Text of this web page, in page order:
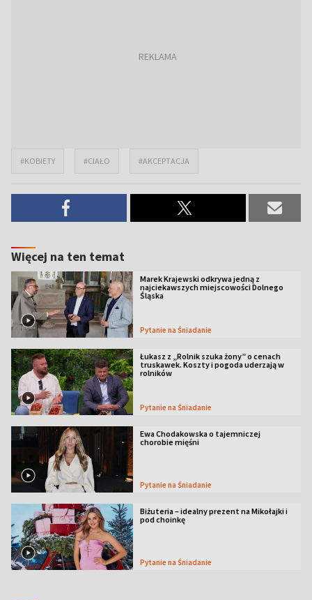
#KOBIETY #CIAŁO #AKCEPTACJA
Więcej na ten temat
Marek Krajewski odkrywa jedną z
najciekawszych miejscowości Dolnego
Śląska
Pytanie na Śniadanie
Łukasz z „Rolnik szuka żony” o cenach
truskawek. Koszty i pogoda uderzają w
rolników
Pytanie na Śniadanie
Ewa Chodakowska o tajemniczej
chorobie mięśni
Pytanie na Śniadanie
Biżuteria – idealny prezent na Mikołajki i
pod choinkę
Pytanie na Śniadanie